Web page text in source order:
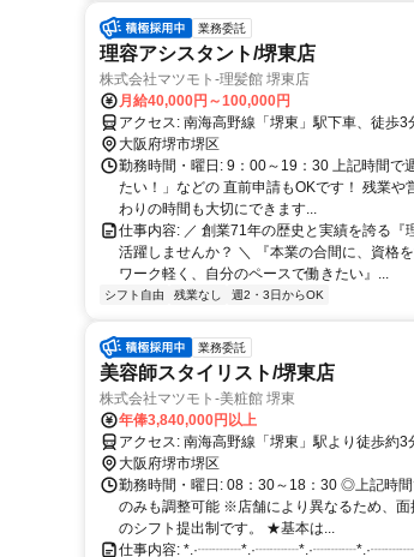
業務委託
理容アシスタント/堺東店
株式会社マツモト-理髪館 堺東店
月給40,000円～100,000円
アクセス: 南海高野線「堺東」駅下車、徒歩3
大阪府堺市堺区
勤務時間・曜日: 9：00～19：30 上記時間で
たい！」などの 直前申請もOKです！ 残業
わりの時間も大切にできます...
仕事内容: ／ 創業71年の歴史と実績を誇る『
活躍しませんか？ ＼ 『本業の合間に、資格
ワーク軽く、自分のペースで働きたい』...
シフト自由 残業なし 週2・3日からOK
業務委託
美容師スタイリスト/堺東店
株式会社マツモト-美粧館 堺東
年俸3,840,000円以上
アクセス: 南海高野線「堺東」駅より徒歩約3
大阪府堺市堺区
勤務時間・曜日: 08：30～18：30 ◎上記時
のみも調整可能 ※店舗により異なるため、
のシフト提出制です。 ★基本は...
仕事内容: *.·┈┈┈*.·┈┈┈*.·┈┈┈*.·┈┈┈ ＼